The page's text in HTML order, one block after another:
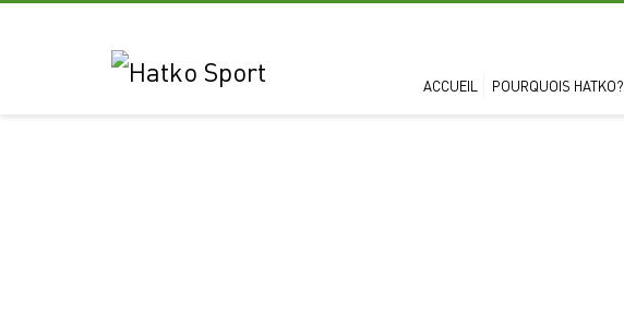
ACCUEIL POURQUOIS HATKO?